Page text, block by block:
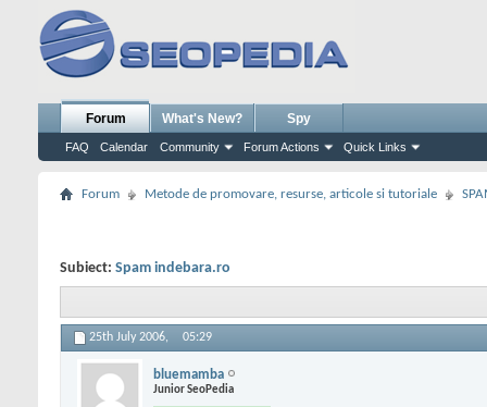
Forum
FAQ Calendar Community Forum Actions Quick Links
What's New? Spy
Forum Metode de promovare, resurse, articole si tutoriale
Subiect: Spam indebara.ro
25th July 2006, 05:29
bluemamba
Junior SeoPedia